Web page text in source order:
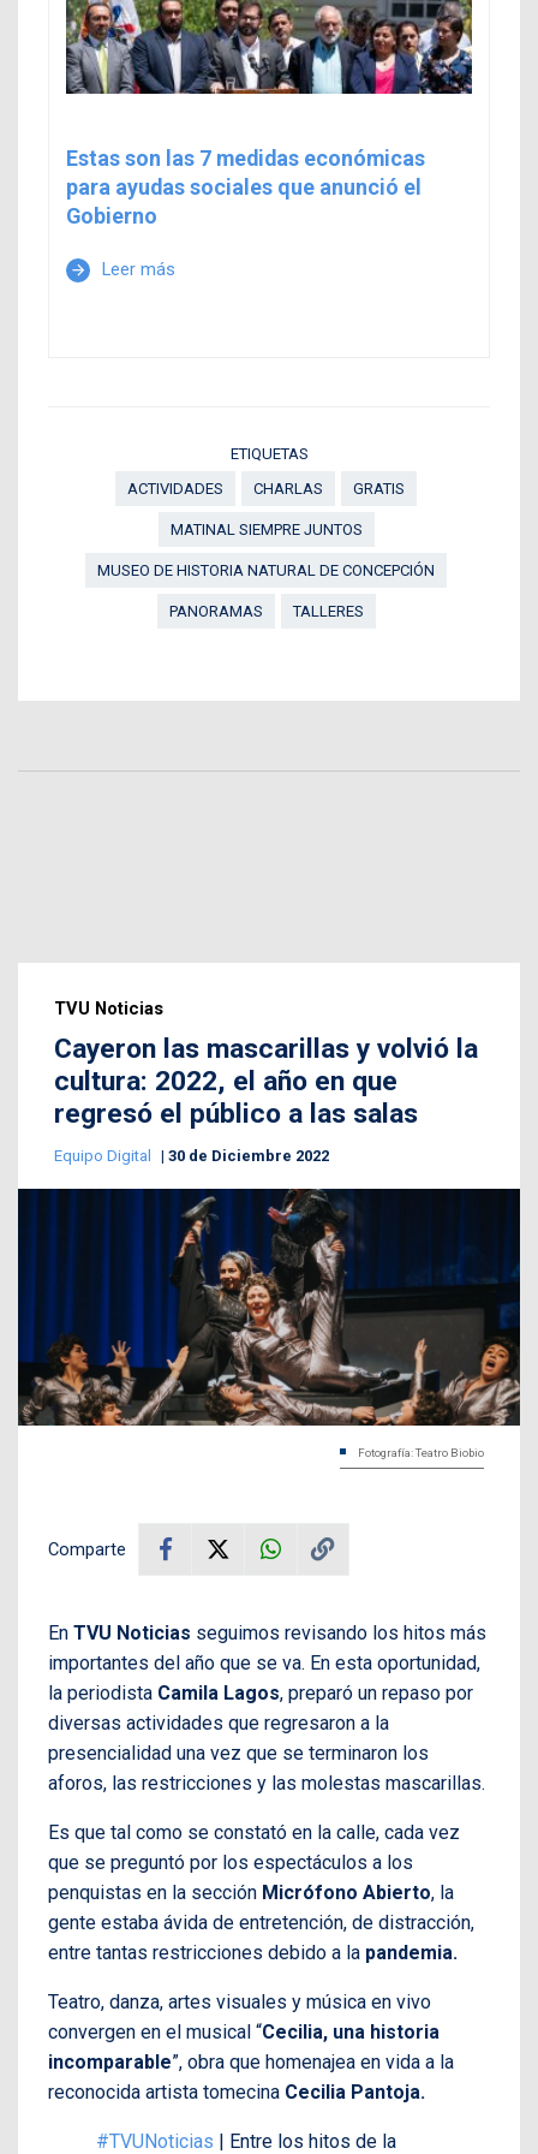
Estas son las 7 medidas económicas
para ayudas sociales que anunció el
Gobierno
arrow_forward Leer más
ETIQUETAS
ACTIVIDADES
CHARLAS GRATIS
MATINAL SIEMPRE JUNTOS
MUSEO DE HISTORIA NATURAL DE CONCEPCIÓN
PANORAMAS TALLERES
TVU Noticias
Cayeron las mascarillas y volvió la
cultura: 2022, el año en que
regresó el público a las salas
Equipo Digital 30 de Diciembre 2022
Fotografía: Teatro Biobio
Comparte
En TVU Noticias seguimos revisando los hitos más
importantes del año que se va. En esta oportunidad,
la periodista Camila Lagos, preparó un repaso por
diversas actividades que regresaron a la
presencialidad una vez que se terminaron los
aforos, las restricciones y las molestas mascarillas.
Es que tal como se constató en la calle, cada vez
que se preguntó por los espectáculos a los
penquistas en la sección Micrófono Abierto, la
gente estaba ávida de entretención, de distracción,
entre tantas restricciones debido a la pandemia.
Teatro, danza, artes visuales y música en vivo
convergen en el musical “Cecilia, una historia
incomparable”, obra que homenajea en vida a la
reconocida artista tomecina Cecilia Pantoja.
#TVUNoticias | Entre los hitos de la